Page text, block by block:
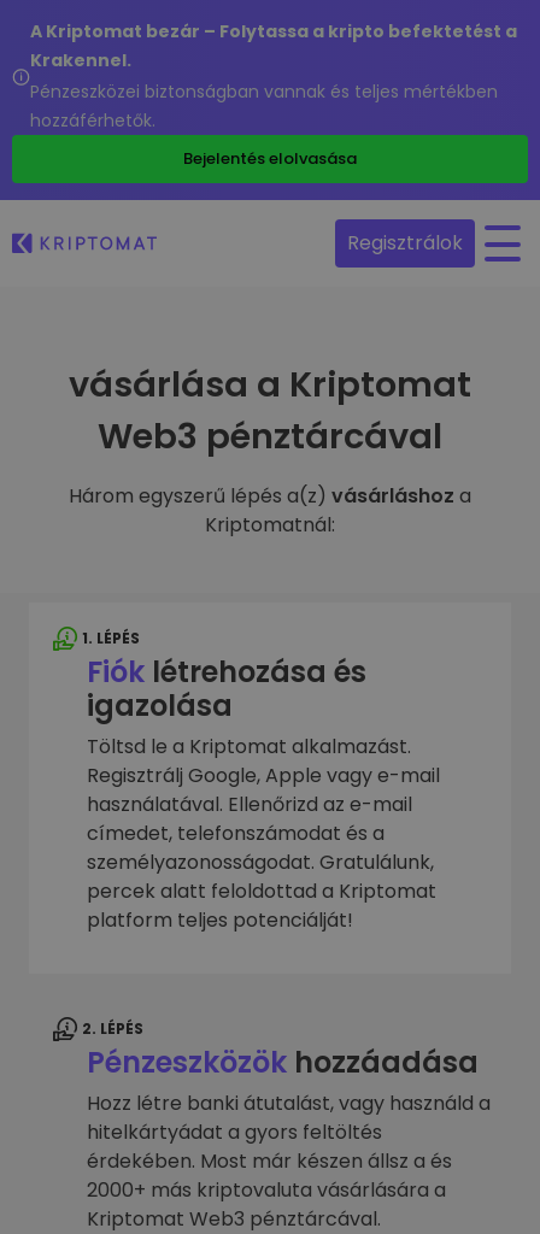
A Kriptomat bezár – Folytassa a kripto befektetést a
Krakennel.
Pénzeszközei biztonságban vannak és teljes mértékben
hozzáférhetők.
Bejelentés elolvasása
Regisztrálok
vásárlása a Kriptomat
Web3 pénztárcával
Három egyszerű lépés a(z) vásárláshoz a
Kriptomatnál:
1. LÉPÉS
Fiók létrehozása és
igazolása
Töltsd le a Kriptomat alkalmazást.
Regisztrálj Google, Apple vagy e-mail
használatával. Ellenőrizd az e-mail
címedet, telefonszámodat és a
személyazonosságodat. Gratulálunk,
percek alatt feloldottad a Kriptomat
platform teljes potenciálját!
2. LÉPÉS
Pénzeszközök hozzáadása
Hozz létre banki átutalást, vagy használd a
hitelkártyádat a gyors feltöltés
érdekében. Most már készen állsz a és
2000+ más kriptovaluta vásárlására a
Kriptomat Web3 pénztárcával.